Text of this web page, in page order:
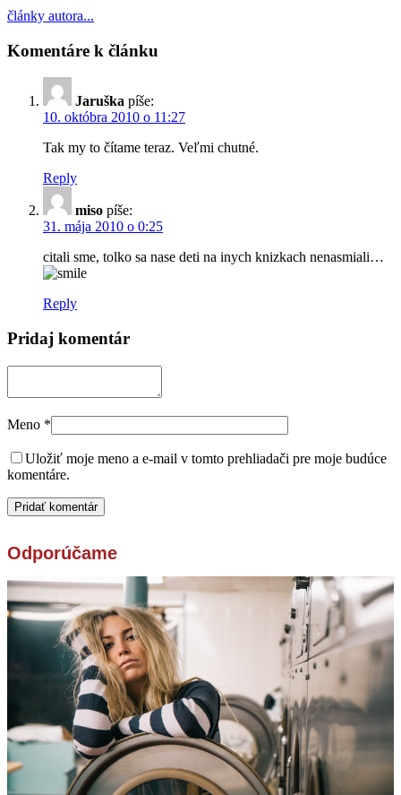
články autora...
Komentáre k článku
Jaruška píše:
10. októbra 2010 o 11:27
Tak my to čítame teraz. Veľmi chutné.
Reply
miso píše:
31. mája 2010 o 0:25
citali sme, tolko sa nase deti na inych knizkach nenasmiali…
Reply
Pridaj komentár
Meno *
Uložiť moje meno a e-mail v tomto prehliadači pre moje budúce
komentáre.
Odporúčame